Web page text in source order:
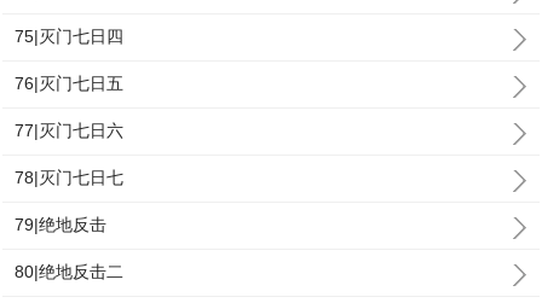
75|灭门七日四
76|灭门七日五
77|灭门七日六
78|灭门七日七
79|绝地反击
80|绝地反击二